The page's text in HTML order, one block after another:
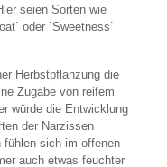
seien Sorten wie
oder `Sweetness`
Herbstpflanzung die
Zugabe von reifem
würde die Entwicklung
der Narzissen
fühlen sich im offenen
auch etwas feuchter